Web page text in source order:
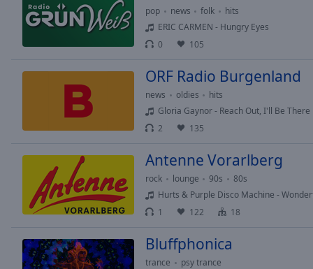
dialog
window.
pop news folk
hits
ERIC CARMEN - Hungry Eyes
0
105
ORF Radio Burgenland
news oldies
hits
Gloria Gaynor - Reach Out, I'll Be There
2
135
Antenne Vorarlberg
rock lounge 90s
80s
Hurts & Purple Disco Machine -
1
122 18
Bluffphonica
trance
psy trance